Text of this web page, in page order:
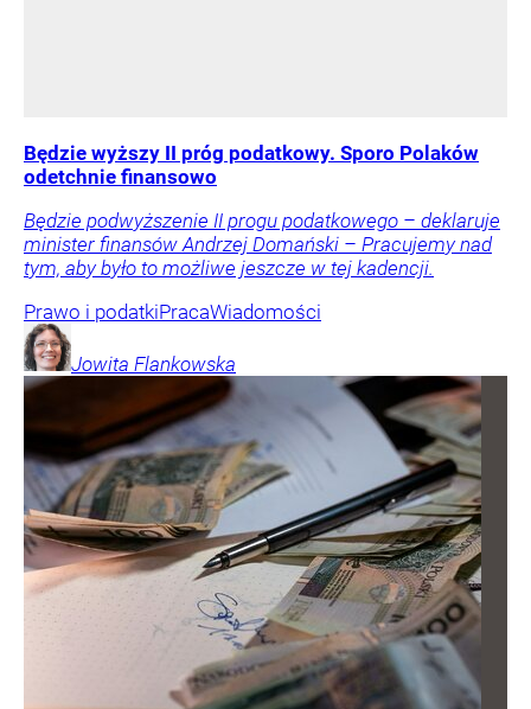
Będzie wyższy II próg podatkowy. Sporo Polaków
odetchnie finansowo
Będzie podwyższenie II progu podatkowego – deklaruje
minister finansów Andrzej Domański – Pracujemy nad
tym, aby było to możliwe jeszcze w tej kadencji.
Prawo i podatkiPracaWiadomości
Jowita Flankowska